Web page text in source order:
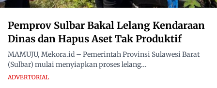
Pemprov Sulbar Bakal Lelang Kendaraan
Dinas dan Hapus Aset Tak Produktif
MAMUJU, Mekora.id – Pemerintah Provinsi Sulawesi Barat
(Sulbar) mulai menyiapkan proses lelang...
ADVERTORIAL